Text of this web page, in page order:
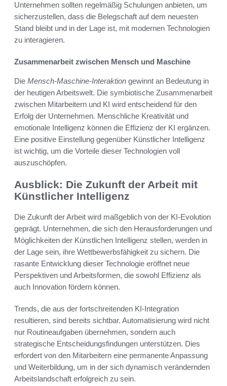
Unternehmen sollten regelmäßig Schulungen anbieten, um
sicherzustellen, dass die Belegschaft auf dem neuesten
Stand bleibt und in der Lage ist, mit modernen Technologien
zu interagieren.
Zusammenarbeit zwischen Mensch und Maschine
Die Mensch-Maschine-Interaktion gewinnt an Bedeutung in
der heutigen Arbeitswelt. Die symbiotische Zusammenarbeit
zwischen Mitarbeitern und KI wird entscheidend für den
Erfolg der Unternehmen. Menschliche Kreativität und
emotionale Intelligenz können die Effizienz der KI ergänzen.
Eine positive Einstellung gegenüber Künstlicher Intelligenz
ist wichtig, um die Vorteile dieser Technologien voll
auszuschöpfen.
Ausblick: Die Zukunft der Arbeit mit
Künstlicher Intelligenz
Die Zukunft der Arbeit wird maßgeblich von der KI-Evolution
geprägt. Unternehmen, die sich den Herausforderungen und
Möglichkeiten der Künstlichen Intelligenz stellen, werden in
der Lage sein, ihre Wettbewerbsfähigkeit zu sichern. Die
rasante Entwicklung dieser Technologie eröffnet neue
Perspektiven und Arbeitsformen, die sowohl Effizienz als
auch Innovation fördern können.
Trends, die aus der fortschreitenden KI-Integration
resultieren, sind bereits sichtbar. Automatisierung wird nicht
nur Routineaufgaben übernehmen, sondern auch
strategische Entscheidungsfindungen unterstützen. Dies
erfordert von den Mitarbeitern eine permanente Anpassung
und Weiterbildung, um in der sich dynamisch verändernden
Arbeitslandschaft erfolgreich zu sein.